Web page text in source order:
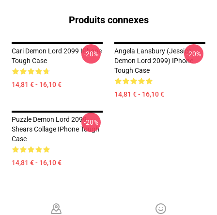
Produits connexes
Cari Demon Lord 2099 IPhone
Tough Case
14,81 € - 16,10 €
-20%
Angela Lansbury (Jessica
Demon Lord 2099) IPhone
Tough Case
14,81 € - 16,10 €
-20%
Puzzle Demon Lord 2099
Shears Collage IPhone Tough
Case
14,81 € - 16,10 €
-20%